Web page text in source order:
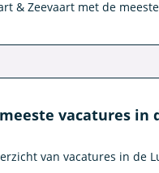
& Zeevaart met de
vacatures in
van vacatures in de